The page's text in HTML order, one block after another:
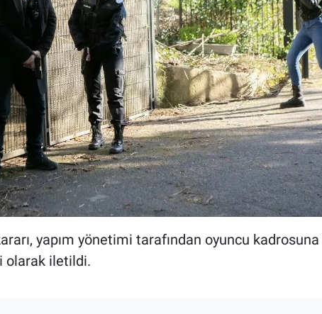
yapım yönetimi tarafından oyuncu kadrosuna
olarak iletildi.